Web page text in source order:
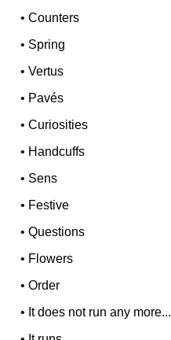
•Counters
• Spring
•Vertus
• Pavés
•Curiosities
• Handcuffs
• Sens
• Festive
•Questions
• Flowers
•Order
• It does not run any more...